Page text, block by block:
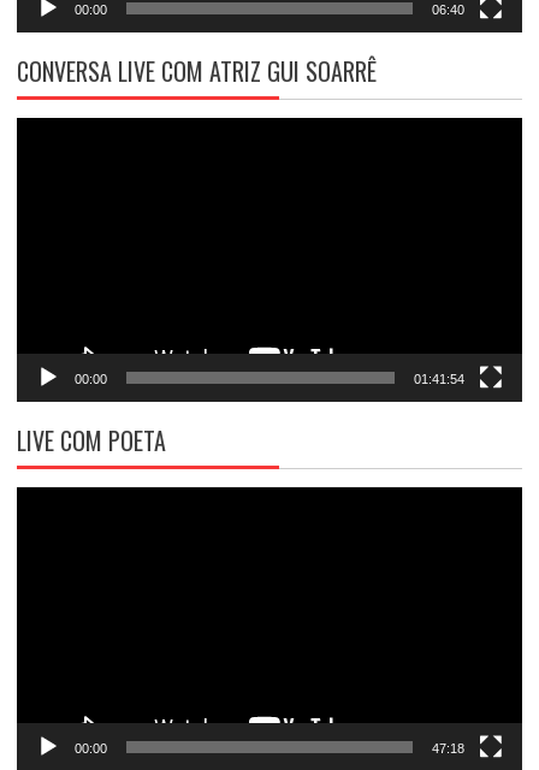
00:00 06:40
CONVERSA LIVE COM ATRIZ GUI SOARRÊ
00:00 01:41:54
LIVE COM POETA
00:00 47:18